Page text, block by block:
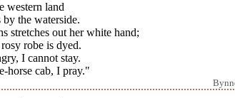
western land
the waterside.
stretches out her white hand;
robe is dyed.
I cannot stay.
horse cab, I pray."